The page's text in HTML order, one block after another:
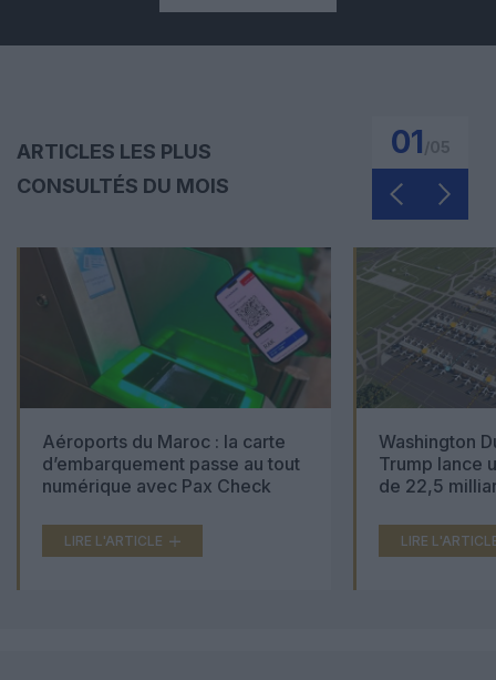
ARTICLES LES PLUS
CONSULTÉS DU MOIS
01
Aéroports du Maroc : la carte
d’embarquement passe au tout
numérique avec Pax Check
LIRE L'ARTICLE
Washington
Trump lance
de 22,5
LIRE